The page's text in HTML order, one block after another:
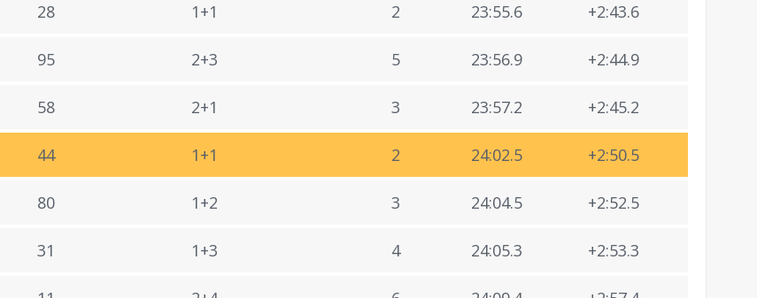
28 1+1 2 23:55.6 +2:43.6
95 2+3 5 23:56.9 +2:44.9
58 2+1 3 23:57.2 +2:45.2
44 1+1 2 24:02.5 +2:50.5
80 1+2 3 24:04.5 +2:52.5
31 1+3 4 24:05.3 +2:53.3